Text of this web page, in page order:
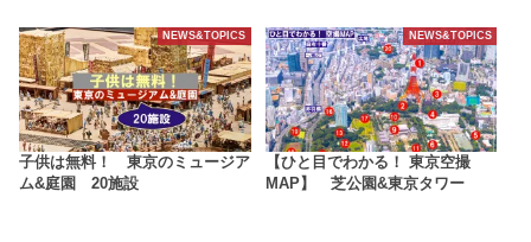
NEWS&TOPICS
子供は無料！ 東京のミュージア
ム&庭園 20施設
NEWS&TOPICS
【ひと目でわかる！ 東京空撮
MAP】 芝公園&東京タワー